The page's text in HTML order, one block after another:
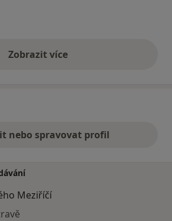
Zobrazit vícevýše uvedené názory
nebo spravovat profil
Meziříčí